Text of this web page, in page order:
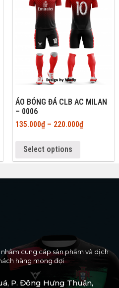
ÁO BÓNG ĐÁ CLB AC MILAN
– 0006
135.000₫– 220.000₫
Select options
cung cấp sản phẩm và dịch
hàng mong đợi
P. Đông Hưng Thuận,